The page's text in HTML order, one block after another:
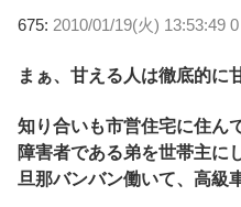
675: 2010/01/19(火) 13:53:49 0
まぁ、甘える人は徹底的に
知り合いも市営住宅に住ん
障害者である弟を世帯主に
旦那バンバン働いて、高級